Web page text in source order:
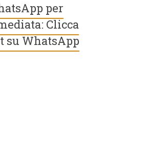
per
Clicca
su WhatsApp